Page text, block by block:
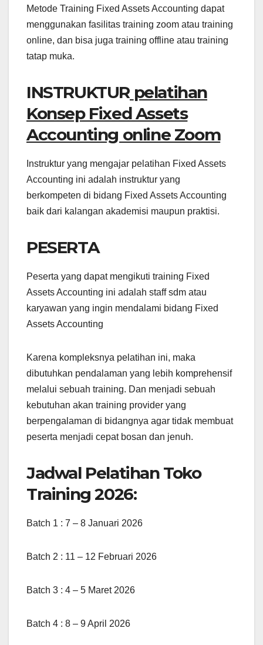
Metode Training Fixed Assets Accounting dapat
menggunakan fasilitas training zoom atau training
online, dan bisa juga training offline atau training
tatap muka.
INSTRUKTUR pelatihan
Konsep Fixed Assets
Accounting online Zoom
Instruktur yang mengajar pelatihan Fixed Assets
Accounting ini adalah instruktur yang
berkompeten di bidang Fixed Assets Accounting
baik dari kalangan akademisi maupun praktisi.
PESERTA
Peserta yang dapat mengikuti training Fixed
Assets Accounting ini adalah staff sdm atau
karyawan yang ingin mendalami bidang Fixed
Assets Accounting
Karena kompleksnya pelatihan ini, maka
dibutuhkan pendalaman yang lebih komprehensif
melalui sebuah training. Dan menjadi sebuah
kebutuhan akan training provider yang
berpengalaman di bidangnya agar tidak membuat
peserta menjadi cepat bosan dan jenuh.
Jadwal Pelatihan Toko
Training 2026:
Batch 1 : 7 – 8 Januari 2026
Batch 2 : 11 – 12 Februari 2026
Batch 3 : 4 – 5 Maret 2026
Batch 4 : 8 – 9 April 2026